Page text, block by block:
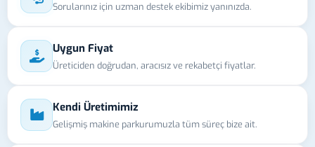
Sorularınız için uzman destek ekibimiz yanınızda.
Uygun Fiyat
Üreticiden doğrudan, aracısız ve rekabetçi fiyatlar.
Kendi Üretimimiz
Gelişmiş makine parkurumuzla tüm süreç bize ait.